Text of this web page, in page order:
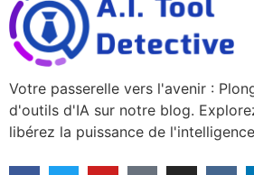
Votre passerelle vers l'avenir :
d'outils d'IA sur notre blog.
libérez la puissance de